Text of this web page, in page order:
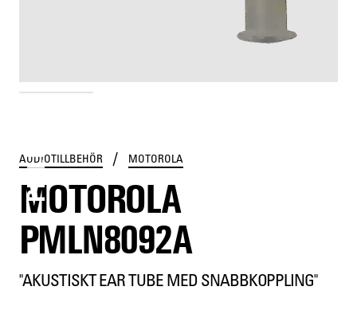
AUDIOTILLBEHÖR / MOTOROLA
MOTOROLA
PMLN8092A
"AKUSTISKT EAR TUBE MED SNABBKOPPLING"
PMLN8092A